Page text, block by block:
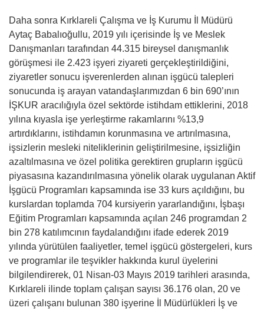
Daha sonra Kırklareli Çalışma ve İş Kurumu İl Müdürü
Aytaç Babalıoğullu, 2019 yılı içerisinde İş ve Meslek
Danışmanları tarafından 44.315 bireysel danışmanlık
görüşmesi ile 2.423 işyeri ziyareti gerçekleştirildiğini,
ziyaretler sonucu işverenlerden alınan işgücü talepleri
sonucunda iş arayan vatandaşlarımızdan 6 bin 690’ının
İŞKUR aracılığıyla özel sektörde istihdam ettiklerini, 2018
yılına kıyasla işe yerleştirme rakamlarını %13,9
artırdıklarını, istihdamın korunmasına ve artırılmasına,
işsizlerin mesleki niteliklerinin geliştirilmesine, işsizliğin
azaltılmasına ve özel politika gerektiren grupların işgücü
piyasasına kazandırılmasına yönelik olarak uygulanan Aktif
İşgücü Programları kapsamında ise 33 kurs açıldığını, bu
kurslardan toplamda 704 kursiyerin yararlandığını, İşbaşı
Eğitim Programları kapsamında açılan 246 programdan 2
bin 278 katılımcının faydalandığını ifade ederek 2019
yılında yürütülen faaliyetler, temel işgücü göstergeleri, kurs
ve programlar ile teşvikler hakkında kurul üyelerini
bilgilendirerek, 01 Nisan-03 Mayıs 2019 tarihleri arasında,
Kırklareli ilinde toplam çalışan sayısı 36.176 olan, 20 ve
üzeri çalışanı bulunan 380 işyerine İl Müdürlükleri İş ve